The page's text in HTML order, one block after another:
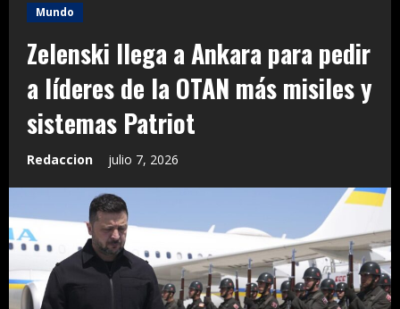
Mundo
Zelenski llega a Ankara para pedir
a líderes de la OTAN más misiles y
sistemas Patriot
Redaccion julio 7, 2026